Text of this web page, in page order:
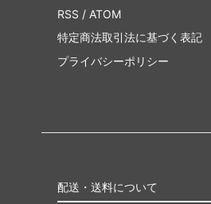
RSS / ATOM
特定商法取引法に基づく表記
プライバシーポリシー
配送・送料について